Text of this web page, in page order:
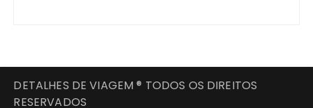
DETALHES DE VIAGEM ® TODOS OS DIREITOS
RESERVADOS